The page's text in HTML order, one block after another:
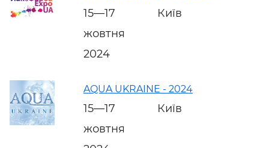
15—17
жовтня
2024
Київ
AQUA UKRAINE - 2024
15—17
жовтня
Київ